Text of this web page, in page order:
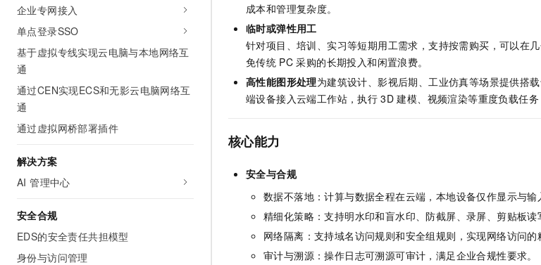
企业专网接入
单点登录SSO
基于虚拟专线实现云电脑与本地网络互
通
通过CEN实现ECS和无影云电脑网络互
通
通过虚拟网桥部署插件
解决方案
AI 管理中心
安全合规
EDS的安全责任共担模型
身份与访问管理
成本和管理复杂度。
临时或弹性用工
针对项目、培训、实习等短期用工需求，支持按需购买，可以在
免传统 PC 采购的长期投入和闲置浪费。
高性能图形处理为建筑设计、影视后期、工业仿真等场景提供搭
端设备接入云端工作站，执行 3D 建模、视频渲染等重度负载任
核心能力
安全与合规
数据不落地：计算与数据全程在云端，本地设备仅作显示与输
精细化策略：支持明水印和盲水印、防截屏、录屏、剪贴板读
网络隔离：支持域名访问规则和安全组规则，实现网络访问的
审计与溯源：操作日志可溯源可审计，满足企业合规性要求。